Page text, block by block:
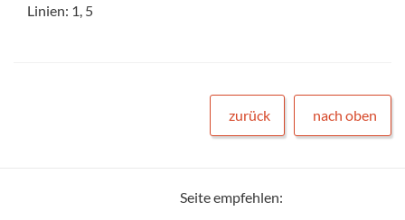
Linien: 1, 5
zurück nach oben
Seite empfehlen: